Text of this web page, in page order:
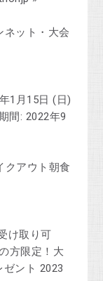
ネット・大会
1月15日 (日)
間: 2022年9
クアウト朝食
け取り可
方限定！大
ント 2023